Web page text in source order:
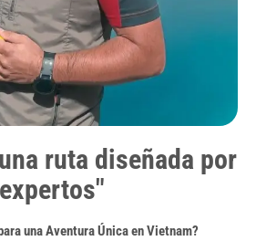
ruta diseñada por
expertos"
una Aventura Única en Vietnam?